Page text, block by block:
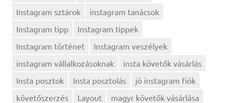
Instagram sztárok
instagram tanácsok
Instagram tipp
Instagram tippek
Instagram történet
Instagram veszélyek
instagram vállalkozásoknak
insta követők vásárlás
Insta posztok
Insta posztolás
jó instagram fiók
követőszerzés
Layout
magyr követők vásárlása